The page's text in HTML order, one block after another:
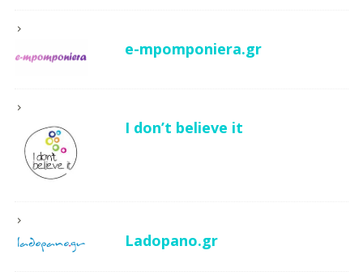
e-mpomponiera.gr
I don’t believe it
Ladopano.gr